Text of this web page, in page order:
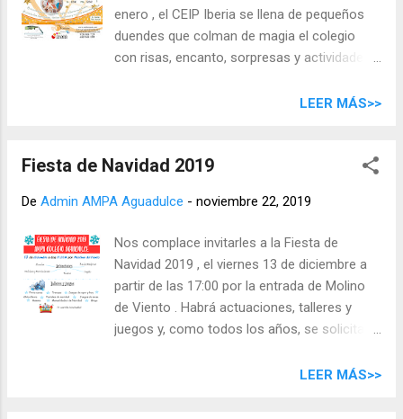
enero , el CEIP Iberia se llena de pequeños
duendes que colman de magia el colegio
con risas, encanto, sorpresas y actividades
Mercedes Miranda y Enformate, vienen
Navidad del Ceip Iberia. No dejes que se
un email a ceipiberia@enformate.net o bien
adaptamos a tus necesidades. No lo dudes y
pasa unas navidades diferentes.
LEER MÁS>>
Fiesta de Navidad 2019
De Admin AMPA Aguadulce - noviembre 22, 2019
Nos complace invitarles a la Fiesta de
Navidad 2019 , el viernes 13 de diciembre a
partir de las 17:00 por la entrada de Molino
de Viento . Habrá actuaciones, talleres y
juegos y, como todos los años, se solicita la
Infantil : Risis, papas fritas y vasos. 1º y 2º :
LEER MÁS>>